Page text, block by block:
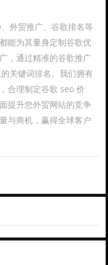
外贸推广、谷歌排名等
能为其量身定制谷歌优
，通过精准的谷歌推广
关键词排名。我们拥有
合理制定谷歌 seo 价
提升您外贸网站的竞争
与商机，赢得全球客户